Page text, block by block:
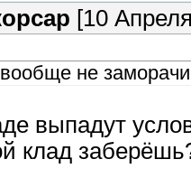
[10
не
выпадут
клад